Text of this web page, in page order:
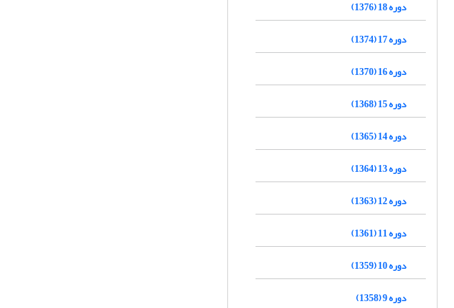
دوره 18 (1376)
دوره 17 (1374)
دوره 16 (1370)
دوره 15 (1368)
دوره 14 (1365)
دوره 13 (1364)
دوره 12 (1363)
دوره 11 (1361)
دوره 10 (1359)
دوره 9 (1358)